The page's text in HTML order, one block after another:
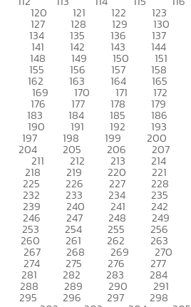
120 121 122 123
127 128 129 130
134 135 136 137
141 142 143 144
148 149 150 151
155 156 157 158
162 163 164 165
169 170 171 172
176 177 178 179
183 184 185 186
190 191 192 193
197 198 199 200
204 205 206 207
211 212 213 214
218 219 220 221
225 226 227 228
232 233 234 235
239 240 241 242
246 247 248 249
253 254 255 256
260 261 262 263
267 268 269 270
274 275 276 277
281 282 283 284
288 289 290 291
295 296 297 298